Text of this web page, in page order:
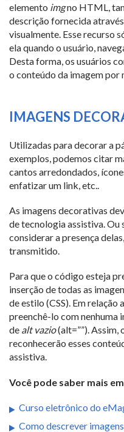
elemento imgno HTML,
descrição fornecida
visualmente. Esse recurso
ela quando o usuário,
Desta forma, os usuários
o conteúdo da imagem por
IMAGENS
Utilizadas para decorar a
exemplos, podemos citar
cantos arredondados,
enfatizar um link, etc..
As imagens decorativas
de tecnologia assistiva. Ou
considerar a presença
transmitido.
Para que o código esteja
inserção de todas as
de estilo (CSS). Em relação
preenchê-lo com nenhuma
de alt vazio(alt=””). Assim,
reconhecerão esses
assistiva.
Você pode saber mais
Curso eletrônico do
Como descrever